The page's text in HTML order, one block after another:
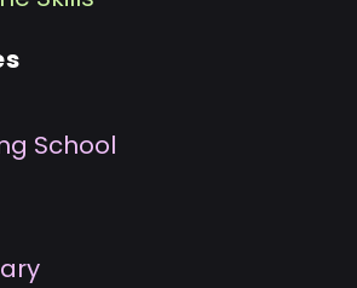
School